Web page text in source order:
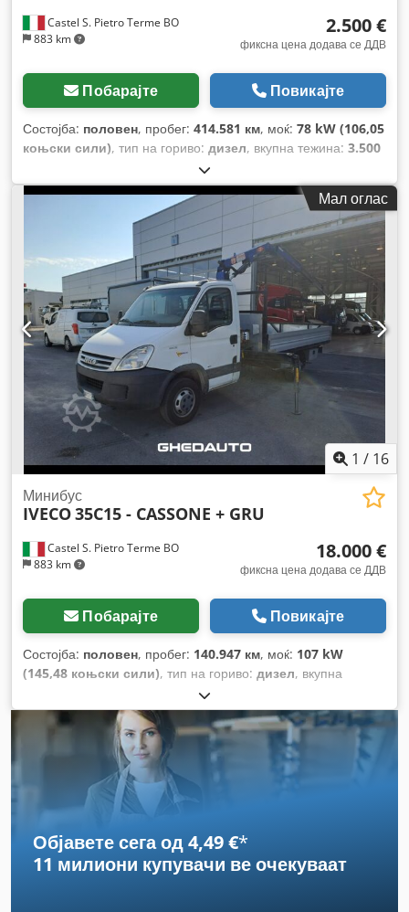
Castel S. Pietro Terme BO
883 km
2.500 €
фиксна цена додава се ДДВ
Побарајте Повикајте
Состојба: половен, пробег: 414.581 км, моќ: 78 kW (106,05
коњски сили), тип на гориво: дизел, вкупна тежина: 3.500
, максимална носивост на товар:
регистрација:01/2003, емисиона класа:Еуро 3,
Мал оглас
1 / 16
Castel S. Pietro Terme BO
883 km
Минибус
IVECO35C15 - CASSONE + GRU
18.000 €
фиксна цена додава се ДДВ
Побарајте Повикајте
Состојба: половен, пробег: 140.947 км, моќ: 107 kW
(145,48 коњски сили), тип на гориво: дизел, вкупна
, максимална носивост на товар:
прва регистрација:05/2008, емисиона класа:Еуро 4,
Објавете сега од 4,49 €*
11 милиони купувачи ве очекуваат